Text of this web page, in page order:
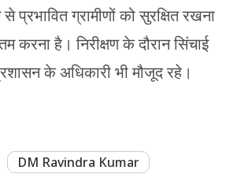
प्रभावित ग्रामीणों को सुरक्षित रखना
करना है। निरीक्षण के दौरान सिंचाई
के अधिकारी भी मौजूद रहे।
DM Ravindra Kumar